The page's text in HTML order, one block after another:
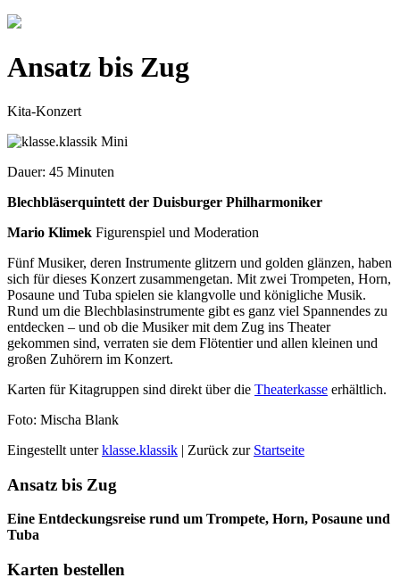
Ansatz bis Zug
Kita-Konzert
Dauer: 45 Minuten
Blechbläserquintett der Duisburger Philharmoniker
Mario Klimek Figurenspiel und Moderation
Fünf Musiker, deren Instrumente glitzern und golden glänzen, haben
sich für dieses Konzert zusammengetan. Mit zwei Trompeten, Horn,
Posaune und Tuba spielen sie klangvolle und königliche Musik.
Rund um die Blechblasinstrumente gibt es ganz viel Spannendes zu
entdecken – und ob die Musiker mit dem Zug ins Theater
gekommen sind, verraten sie dem Flötentier und allen kleinen und
großen Zuhörern im Konzert.
Karten für Kitagruppen sind direkt über die Theaterkasse erhältlich.
Foto: Mischa Blank
Eingestellt unterklasse.klassik | Zurück zur Startseite
Ansatz bis Zug
Eine Entdeckungsreise rund um Trompete, Horn, Posaune und
Tuba
Karten bestellen